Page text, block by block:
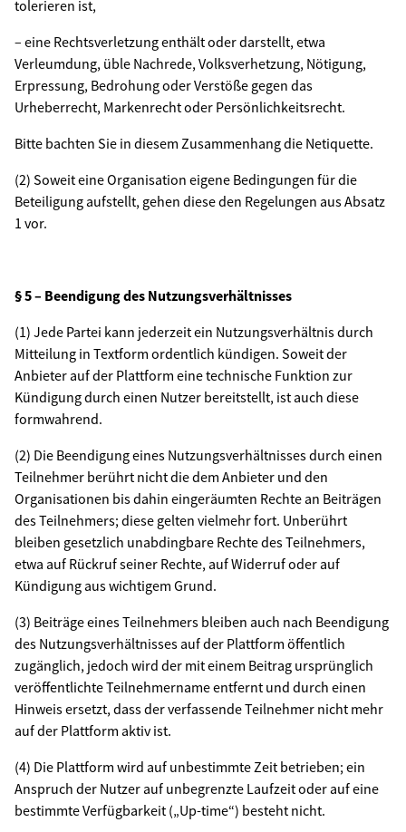
tolerieren ist,
– eine Rechtsverletzung enthält oder darstellt, etwa
Verleumdung, üble Nachrede, Volksverhetzung, Nötigung,
Erpressung, Bedrohung oder Verstöße gegen das
Urheberrecht, Markenrecht oder Persönlichkeitsrecht.
Bitte bachten Sie in diesem Zusammenhang die Netiquette.
(2) Soweit eine Organisation eigene Bedingungen für die
Beteiligung aufstellt, gehen diese den Regelungen aus Absatz
1 vor.
§ 5 – Beendigung des Nutzungsverhältnisses
(1) Jede Partei kann jederzeit ein Nutzungsverhältnis durch
Mitteilung in Textform ordentlich kündigen. Soweit der
Anbieter auf der Plattform eine technische Funktion zur
Kündigung durch einen Nutzer bereitstellt, ist auch diese
formwahrend.
(2) Die Beendigung eines Nutzungsverhältnisses durch einen
Teilnehmer berührt nicht die dem Anbieter und den
Organisationen bis dahin eingeräumten Rechte an Beiträgen
des Teilnehmers; diese gelten vielmehr fort. Unberührt
bleiben gesetzlich unabdingbare Rechte des Teilnehmers,
etwa auf Rückruf seiner Rechte, auf Widerruf oder auf
Kündigung aus wichtigem Grund.
(3) Beiträge eines Teilnehmers bleiben auch nach Beendigung
des Nutzungsverhältnisses auf der Plattform öffentlich
zugänglich, jedoch wird der mit einem Beitrag ursprünglich
veröffentlichte Teilnehmername entfernt und durch einen
Hinweis ersetzt, dass der verfassende Teilnehmer nicht mehr
auf der Plattform aktiv ist.
(4) Die Plattform wird auf unbestimmte Zeit betrieben; ein
Anspruch der Nutzer auf unbegrenzte Laufzeit oder auf eine
bestimmte Verfügbarkeit („Up-time“) besteht nicht.